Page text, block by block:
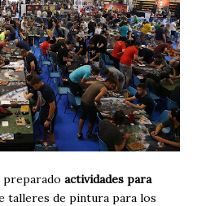
preparado actividades para
talleres de pintura para los